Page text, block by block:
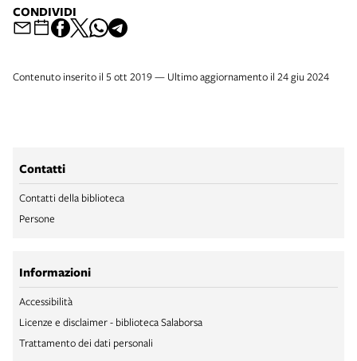
CONDIVIDI
Contenuto inserito il 5 ott 2019 — Ultimo aggiornamento il 24 giu 2024
Contatti
Contatti della biblioteca
Persone
Informazioni
Accessibilità
Licenze e disclaimer - biblioteca Salaborsa
Trattamento dei dati personali